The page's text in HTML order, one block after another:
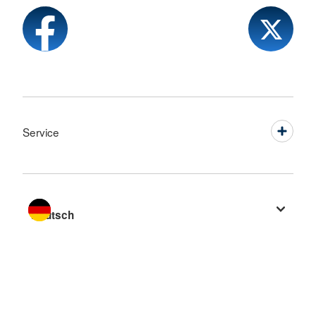
Service
Sprache wechseln zu